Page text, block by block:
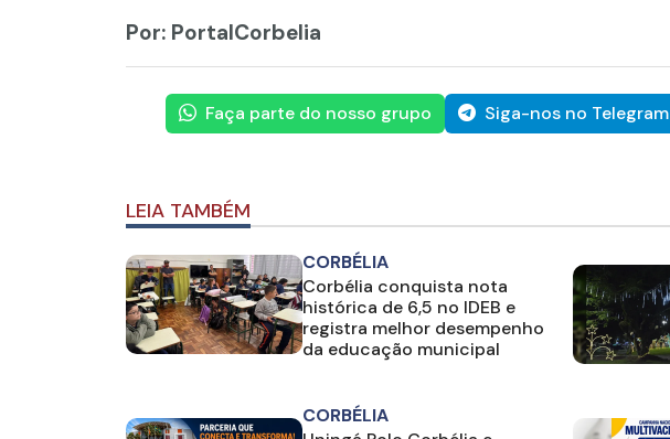
Por: PortalCorbelia
Faça parte do nosso grupo Siga-nos no Telegram
LEIA TAMBÉM
CORBÉLIA
Corbélia conquista nota
histórica de 6,5 no IDEB e
registra melhor desempenho
da educação municipal
CORBÉLIA